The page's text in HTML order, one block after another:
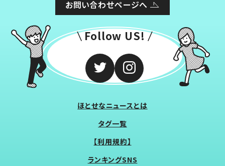
お問い合わせページへ
Follow US!
ほとせなニュースとは
タグ一覧
【利用規約】
ランキングSNS